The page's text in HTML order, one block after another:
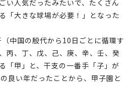
い人気だったみたいで、たくさん
「大きな球場が必要！」となった
中国の殷代から10日ごとに循環す
丙、丁、戊、己、庚、辛、壬、癸
「甲」と、干支の一番手「子」が
良い年だったことから、甲子園と